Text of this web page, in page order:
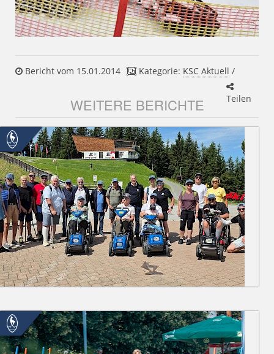
Bericht vom 15.01.2014 Kategorie: KSC Aktuell /
Teilen
WEITERE BERICHTE